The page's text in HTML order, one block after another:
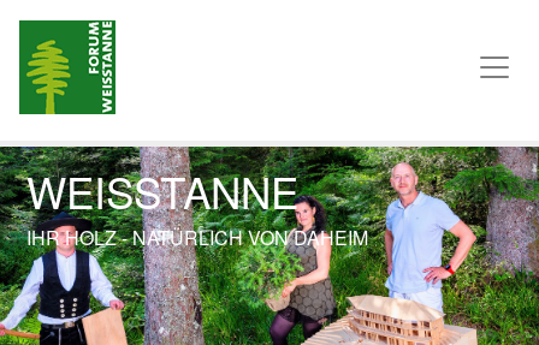
WEISSTANNE
IHR HOLZ - NATÜRLICH VON DAHEIM
Previous Next